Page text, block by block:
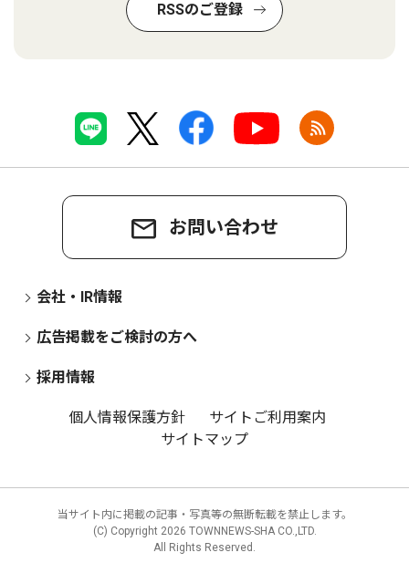
RSSのご登録
お問い合わせ
会社・IR情報
広告掲載をご検討の方へ
採用情報
個人情報保護方針
サイトご利用案内
サイトマップ
当サイト内に掲載の記事・写真等の無断転載を禁止します。
(C) Copyright 2026 TOWNNEWS-SHA CO.,LTD.
All Rights Reserved.